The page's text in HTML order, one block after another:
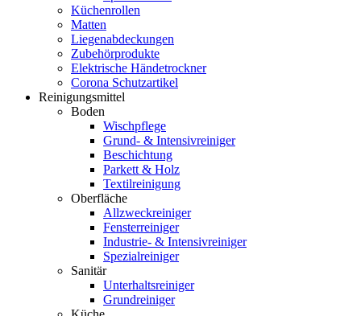
Küchenrollen
Matten
Liegenabdeckungen
Zubehörprodukte
Elektrische Händetrockner
Corona Schutzartikel
Reinigungsmittel
Boden
Wischpflege
Grund- & Intensivreiniger
Beschichtung
Parkett & Holz
Textilreinigung
Oberfläche
Allzweckreiniger
Fensterreiniger
Industrie- & Intensivreiniger
Spezialreiniger
Sanitär
Unterhaltsreiniger
Grundreiniger